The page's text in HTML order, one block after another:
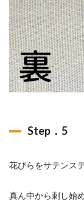
Step．5
花びらをサテンス
真ん中から刺し始